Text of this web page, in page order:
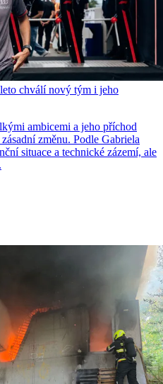
chválí nový tým i jeho
ambicemi a jeho příchod
změnu. Podle Gabriela
situace a technické zázemí, ale